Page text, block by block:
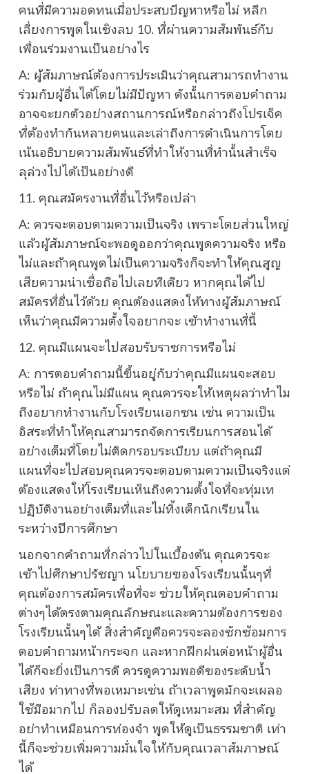
คนที่มีความอดทนเมื่อประสบปัญหาหรือไม่ หลีก
เลี่ยงการพูดในเชิงลบ 10. ที่ผ่านความสัมพันธ์กับ
เพื่อนร่วมงานเป็นอย่างไร
A: ผู้สัมภาษณ์ต้องการประเมินว่าคุณสามารถทำงาน
ร่วมกับผู้อื่นได้โดยไม่มีปัญหา ดังนั้นการตอบคำถาม
อาจจะยกตัวอย่างสถานการณ์หรือกล่าวถึงโปรเจ็ค
ที่ต้องทำกันหลายคนและเล่าถึงการดำเนินการโดย
เน้นอธิบายความสัมพันธ์ที่ทำให้งานที่ทำนั้นสำเร็จ
ลุล่วงไปได้เป็นอย่างดี
11. คุณสมัครงานที่อื่นไว้หรือเปล่า
A: ควรจะตอบตามความเป็นจริง เพราะโดยส่วนใหญ่
แล้วผู้สัมภาษณ์จะพอดูออกว่าคุณพูดความจริง หรือ
ไม่และถ้าคุณพูดไม่เป็นความจริงก็จะทำให้คุณสูญ
เสียความน่าเชื่อถือไปเลยทีเดียว หากคุณได้ไป
สมัครที่อื่นไว้ด้วย คุณต้องแสดงให้ทางผู้สัมภาษณ์
เห็นว่าคุณมีความตั้งใจอยากจะ เข้าทำงานที่นี้
12. คุณมีแผนจะไปสอบรับราชการหรือไม่
A: การตอบคำถามนี้ขึ้นอยู่กับว่าคุณมีแผนจะสอบ
หรือไม่ ถ้าคุณไม่มีแผน คุณควรจะให้เหตุผลว่าทำไม
ถึงอยากทำงานกับโรงเรียนเอกชน เช่น ความเป็น
อิสระที่ทำให้คุณสามารถจัดการเรียนการสอนได้
อย่างเต็มที่โดยไม่ติดกรอบระเบียบ แต่ถ้าคุณมี
แผนที่จะไปสอบคุณควรจะตอบตามความเป็นจริงแต่
ต้องแสดงให้โรงเรียนเห็นถึงความตั้งใจที่จะทุ่มเท
ปฏิบัติงานอย่างเต็มที่และไม่ทิ้งเด็กนักเรียนใน
ระหว่างปีการศึกษา
นอกจากคำถามที่กล่าวไปในเบื้องต้น คุณควรจะ
เข้าไปศึกษาปรัชญา นโยบายของโรงเรียนนั้นๆที่
คุณต้องการสมัครเพื่อที่จะ ช่วยให้คุณตอบคำถาม
ต่างๆได้ตรงตามคุณลักษณะและความต้องการของ
โรงเรียนนั้นๆได้ สิ่งสำคัญคือควรจะลองซักซ้อมการ
ตอบคำถามหน้ากระจก และหากฝึกฝนต่อหน้าผู้อื่น
ได้ก็จะยิ่งเป็นการดี ควรดูความพอดีของระดับน้ำ
เสียง ท่าทางที่พอเหมาะเช่น ถ้าเวลาพูดมักจะเผลอ
ใช้มือมากไป ก็ลองปรับลดให้ดูเหมาะสม ที่สำคัญ
อย่าทำเหมือนการท่องจำ พูดให้ดูเป็นธรรมชาติ เท่า
นี้ก็จะช่วยเพิ่มความมั่นใจให้กับคุณเวลาสัมภาษณ์
ได้